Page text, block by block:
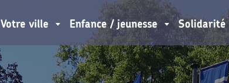
Votre ville Enfance / jeunesse Solidarité